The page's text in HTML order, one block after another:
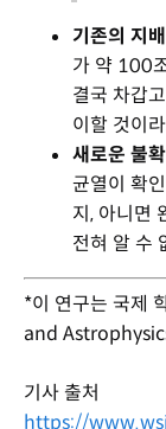
기존의 지
가 약 100
결국 차갑
이할 것이
새로운 불
균열이 확
지, 아니면
전혀 알 수
*이 연구는 국제
and
기사 출처
https://